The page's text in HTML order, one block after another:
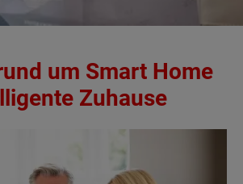
um Smart Home
Zuhause